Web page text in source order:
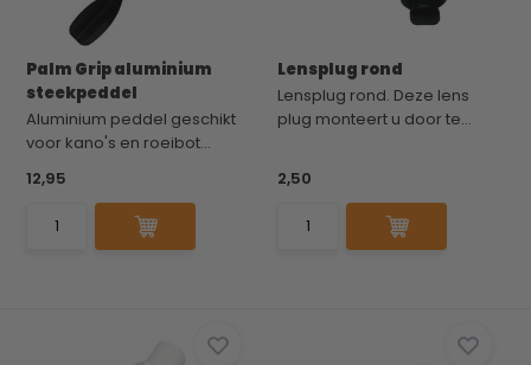
Palm Grip aluminium
steekpeddel
Aluminium peddel geschikt
voor kano's en roeibot...
12,95
Lensplug rond
Lensplug rond. Deze lens
plug monteert u door te...
2,50